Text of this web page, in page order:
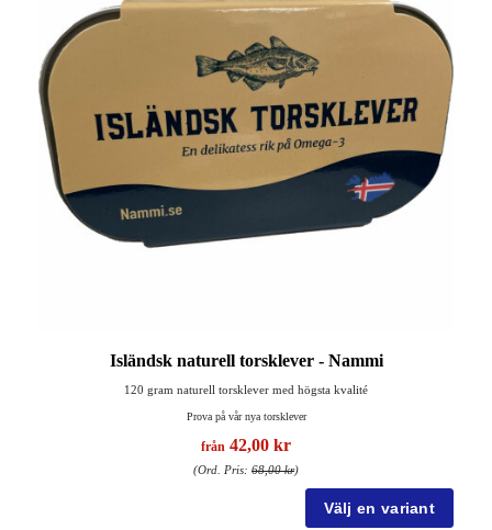
Isländsk naturell torsklever - Nammi
120 gram naturell torsklever med högsta kvalité
Prova på vår nya torsklever
från 42,00 kr
(Ord. Pris: 68,00 kr)